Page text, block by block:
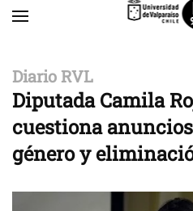
Diario RVL
Diputada Camila
cuestiona
género y